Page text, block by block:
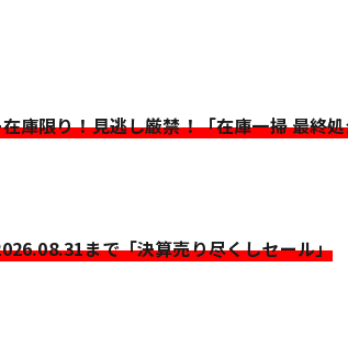
庫限り！見逃し厳禁！「在庫一掃 最終
まで「決算売り尽くしセール」